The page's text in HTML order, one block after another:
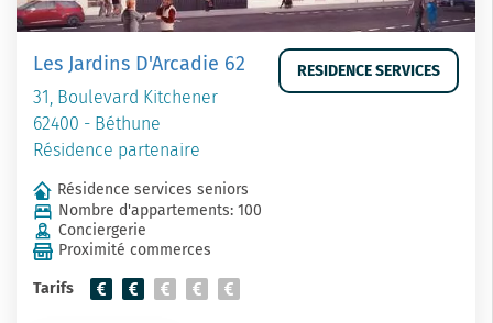
Les Jardins D'Arcadie 62
31, Boulevard Kitchener
62400 - Béthune
Résidence partenaire
RESIDENCE SERVICES
Résidence services seniors
Nombre d'appartements: 100
Conciergerie
Proximité commerces
Tarifs